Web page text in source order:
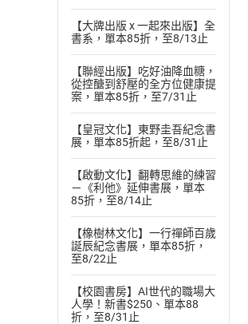
【大牌出版 x 一起來出版】全
書系，單本85折，至8/13止
【聯經出版】吃好油降血糖，
從控醣到舒壓的全方位健康提
案，單本85折，至7/31止
【皇冠文化】東野圭吾紀念書
展，單本85折起，至8/31止
【啟動文化】翻轉思維的練習
－《利他》延伸書展，單本
85折，至8/14止
【橡樹林文化】一行禪師百歲
誕辰紀念書展，單本85折，
至8/22止
【校園書房】AI世代的職場大
人學！新書$250、單本88
折，至8/31止